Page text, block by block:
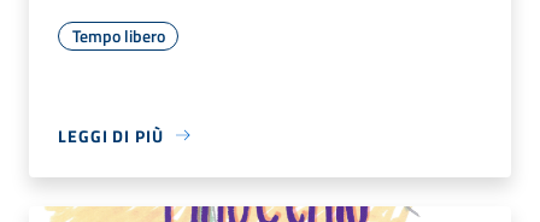
Tempo libero
LEGGI DI PIÙ